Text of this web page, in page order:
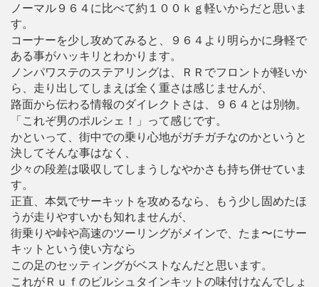
ノーマル９６４に比べて約１００ｋｇ軽いからだと思いま
す。
コーナーを少し攻めてみると、９６４より明らかに身軽で
ある事がハッキリとわかります。
ノンパワステのステアリングは、ＲＲでフロントが軽いか
ら、走り出してしまえば全く重さは感じませんが、
路面から伝わる情報のダイレクトさは、９６４とは別物。
「これぞ男のポルシェ！」って感じです。
かといって、街中での乗り心地がガチガチなのかというと
決してそんな事はなく、
少々の段差は吸収してしまうしなやかさも持ち併せていま
す。
正直、本気でサーキットを攻めるなら、もう少し固めたほ
うが走りやすいかも知れませんが、
街乗りや峠や高速のツーリングがメインで、たま〜にサー
キットという使い方なら
この足のセッティングがベストなんだと思います。
これがＲｕｆのビルシュタインキットの味付けなんでしょ